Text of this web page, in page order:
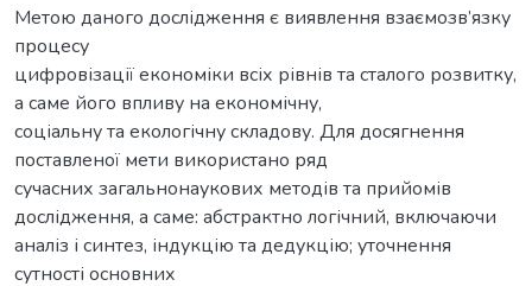
Метою даного дослідження є виявлення взаємозв’язку
процесу
цифровізації економіки всіх рівнів та сталого розвитку,
а саме його впливу на економічну,
соціальну та екологічну складову. Для досягнення
поставленої мети використано ряд
сучасних загальнонаукових методів та прийомів
дослідження, а саме: абстрактно логічний, включаючи
аналіз і синтез, індукцію та дедукцію; уточнення
сутності основних